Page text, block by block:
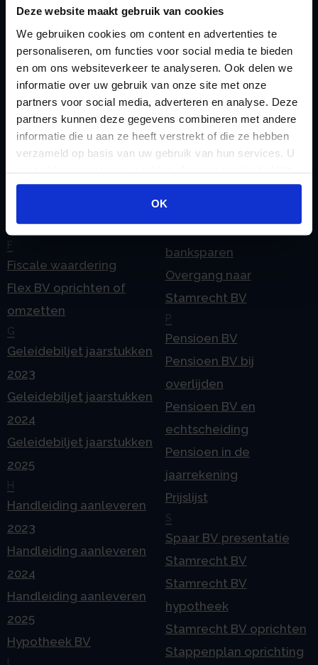
Deze website maakt gebruik van cookies
We gebruiken cookies om content en advertenties te
personaliseren, om functies voor social media te bieden
en om ons websiteverkeer te analyseren. Ook delen we
informatie over uw gebruik van onze site met onze
partners voor social media, adverteren en analyse. Deze
partners kunnen deze gegevens combineren met andere
informatie die u aan ze heeft verstrekt of die ze hebben
verzameld op basis van uw gebruik van hun services. U
gaat akkoord met onze cookies als u onze website blijft
gebruiken.
OK
Checklist IB 2024 (Word)
Checklist IB 2025 (PDF)
Checklist IB 2025 (Word)
Contact
eHerkenning voor uw
Emigratie Pensioen BV
F
Fiscale waardering
Flex BV oprichten of
omzetten
G
Geleidebiljet jaarstukken
2023
Geleidebiljet jaarstukken
2024
Geleidebiljet jaarstukken
2025
H
Handleiding aanleveren
2023
Handleiding aanleveren
2024
Handleiding aanleveren
2025
Hypotheek BV
Mogelijkheden
Stamrecht BV
O
ODV BV
Ontbinden Stamrecht
BV
Onzakelijke lening
Stamrecht BV
Oprichten BV door
StamrechtBV.com
Overdracht vanuit
banksparen
Overgang naar
Stamrecht BV
P
Pensioen BV
Pensioen BV bij
overlijden
Pensioen BV en
echtscheiding
Pensioen in de
jaarrekening
Prijslijst
S
Spaar BV presentatie
Stamrecht BV
Stamrecht BV
hypotheek
Stamrecht BV oprichten
Stappenplan oprichting